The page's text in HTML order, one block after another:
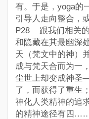
有。于是，yoga的
引导人走向整合，
P28 跟我们相关的
和隐藏在其最幽深
天（梵文中的神）
成与梵天合而为一
尘世上却变成神圣
了，而获得了重生
神化人类精神的追
的精神途径有四